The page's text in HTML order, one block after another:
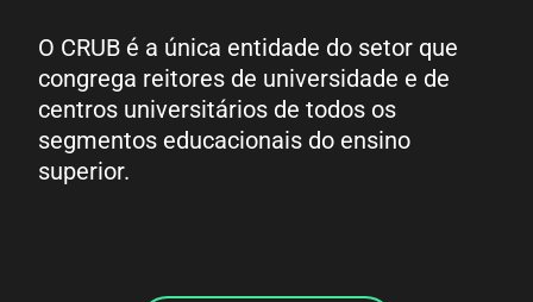
O CRUB é a única entidade do setor que
congrega reitores de universidade e de
centros universitários de todos os
segmentos educacionais do ensino
superior.